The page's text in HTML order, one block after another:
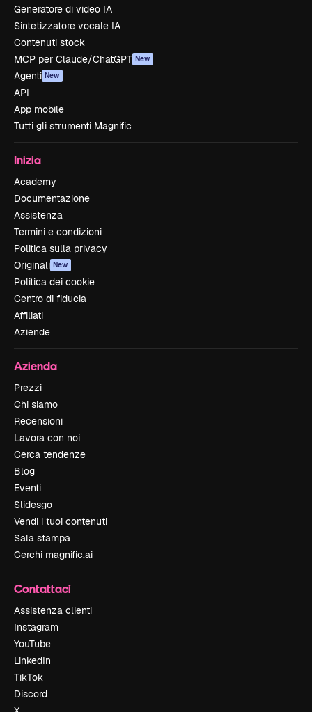
Generatore di video IA
Sintetizzatore vocale IA
Contenuti stock
MCP per Claude/ChatGPT New
Agenti New
API
App mobile
Tutti gli strumenti Magnific
Inizia
Academy
Documentazione
Assistenza
Termini e condizioni
Politica sulla privacy
Originali New
Politica dei cookie
Centro di fiducia
Affiliati
Aziende
Azienda
Prezzi
Chi siamo
Recensioni
Lavora con noi
Cerca tendenze
Blog
Eventi
Slidesgo
Vendi i tuoi contenuti
Sala stampa
Cerchi magnific.ai
Contattaci
Assistenza clienti
Instagram
YouTube
LinkedIn
TikTok
Discord